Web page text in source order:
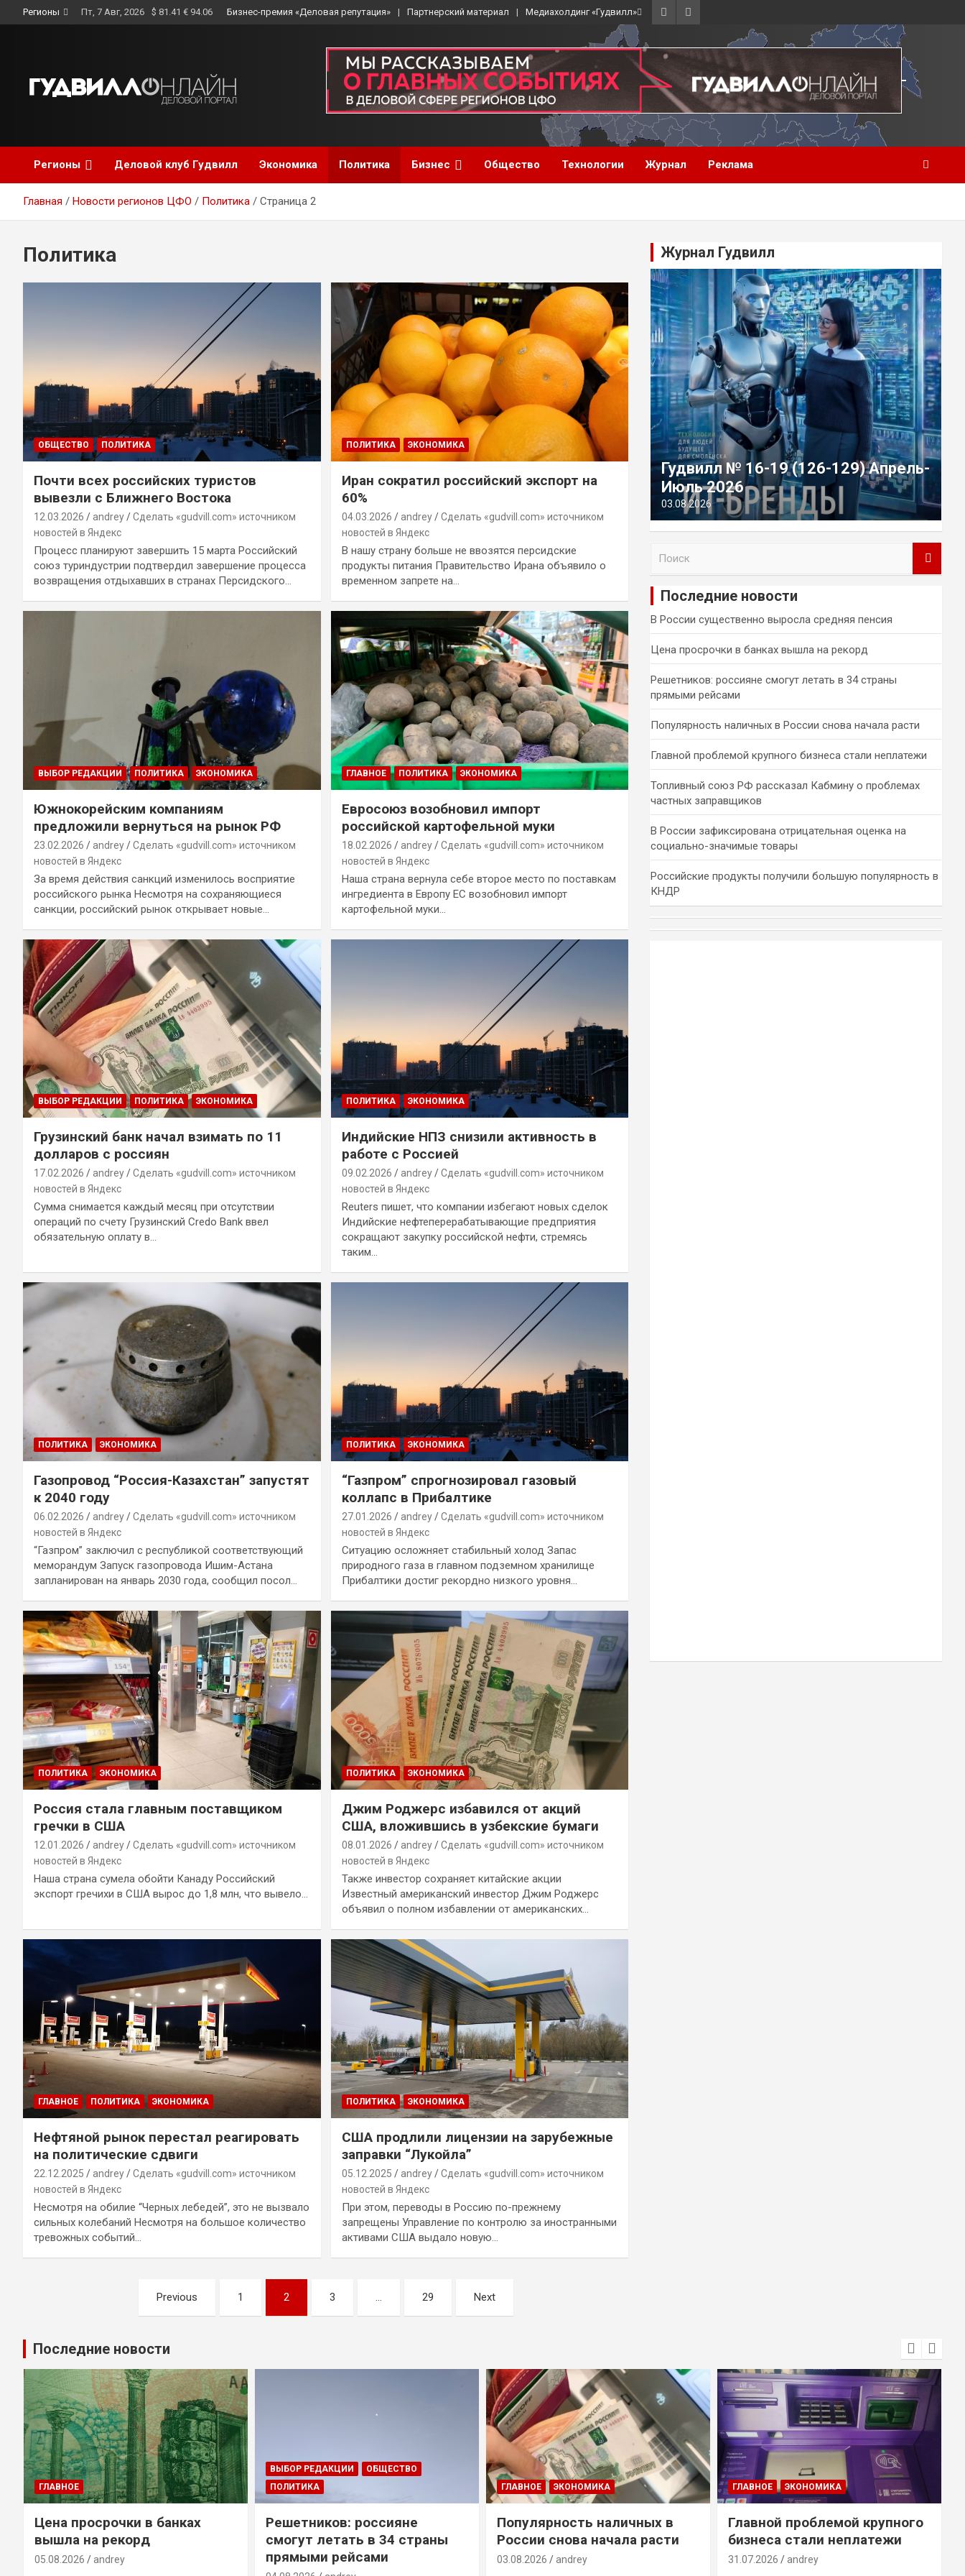
to
Регионы Пт, 7 Авг, 2026 $ 81.41 € 94.06 Бизнес-премия «Деловая репутация» Партнерский материал Медиахолдинг «Гудвилл»
Регионы Деловой клуб Гудвилл Экономика Политика Бизнес Общество Технологии Журнал Реклама
Главная Новости регионов ЦФО Политика Страница 2
Политика
ОБЩЕСТВО ПОЛИТИКА
Почти всех российских туристов
вывезли с Ближнего Востока
12.03.2026 andrey
Сделать «gudvill.com» источником
новостей в Яндекс
Процесс планируют завершить 15 марта Российский
союз туриндустрии подтвердил завершение процесса
возвращения отдыхавших в странах Персидского…
ПОЛИТИКА ЭКОНОМИКА
Иран сократил российский экспорт на
60%
04.03.2026 andrey
Сделать «gudvill.com» источником
новостей в Яндекс
В нашу страну больше не ввозятся персидские
продукты питания Правительство Ирана объявило о
временном запрете на…
ВЫБОР РЕДАКЦИИ ПОЛИТИКА ЭКОНОМИКА
Южнокорейским компаниям
предложили вернуться на рынок РФ
23.02.2026 andrey
Сделать «gudvill.com» источником
новостей в Яндекс
За время действия санкций изменилось восприятие
российского рынка Несмотря на сохраняющиеся
санкции, российский рынок открывает новые…
ГЛАВНОЕ ПОЛИТИКА ЭКОНОМИКА
Евросоюз возобновил импорт
российской картофельной муки
18.02.2026 andrey
Сделать «gudvill.com» источником
новостей в Яндекс
Наша страна вернула себе второе место по поставкам
ингредиента в Европу ЕС возобновил импорт
картофельной муки…
ВЫБОР РЕДАКЦИИ ПОЛИТИКА ЭКОНОМИКА
Грузинский банк начал взимать по 11
долларов с россиян
17.02.2026 andrey
Сделать «gudvill.com» источником
новостей в Яндекс
Сумма снимается каждый месяц при отсутствии
операций по счету Грузинский Credo Bank ввел
обязательную оплату в…
ПОЛИТИКА ЭКОНОМИКА
Индийские НПЗ снизили активность в
работе с Россией
09.02.2026 andrey
Сделать «gudvill.com» источником
новостей в Яндекс
Reuters пишет, что компании избегают новых сделок
Индийские нефтеперерабатывающие предприятия
сокращают закупку российской нефти, стремясь
таким…
ПОЛИТИКА ЭКОНОМИКА
Газопровод “Россия-Казахстан” запустят
к 2040 году
06.02.2026 andrey
Сделать «gudvill.com» источником
новостей в Яндекс
“Газпром” заключил с республикой соответствующий
меморандум Запуск газопровода Ишим-Астана
запланирован на январь 2030 года, сообщил посол…
ПОЛИТИКА ЭКОНОМИКА
“Газпром” спрогнозировал газовый
коллапс в Прибалтике
27.01.2026 andrey
Сделать «gudvill.com» источником
новостей в Яндекс
Ситуацию осложняет стабильный холод Запас
природного газа в главном подземном хранилище
Прибалтики достиг рекордно низкого уровня…
ПОЛИТИКА ЭКОНОМИКА
Россия стала главным поставщиком
гречки в США
12.01.2026 andrey
Сделать «gudvill.com» источником
новостей в Яндекс
Наша страна сумела обойти Канаду Российский
экспорт гречихи в США вырос до 1,8 млн, что вывело…
ПОЛИТИКА ЭКОНОМИКА
Джим Роджерс избавился от акций
США, вложившись в узбекские бумаги
08.01.2026 andrey
Сделать «gudvill.com» источником
новостей в Яндекс
Также инвестор сохраняет китайские акции
Известный американский инвестор Джим Роджерс
объявил о полном избавлении от американских…
ГЛАВНОЕ ПОЛИТИКА ЭКОНОМИКА
Нефтяной рынок перестал реагировать
на политические сдвиги
22.12.2025 andrey
Сделать «gudvill.com» источником
новостей в Яндекс
Несмотря на обилие “Черных лебедей”, это не вызвало
сильных колебаний Несмотря на большое количество
тревожных событий…
ПОЛИТИКА ЭКОНОМИКА
США продлили лицензии на зарубежные
заправки “Лукойла”
05.12.2025 andrey
Сделать «gudvill.com» источником
новостей в Яндекс
При этом, переводы в Россию по-прежнему
запрещены Управление по контролю за иностранными
активами США выдало новую…
записям
Previous 1 2 3 … 29 Next
Журнал Гудвилл
Гудвилл № 16-19 (126-129) Апрель-
Июль 2026
03.08.2026
и
Последние новости
В России существенно выросла средняя пенсия
Цена просрочки в банках вышла на рекорд
Решетников: россияне смогут летать в 34 страны
прямыми рейсами
Популярность наличных в России снова начала расти
Главной проблемой крупного бизнеса стали неплатежи
Топливный союз РФ рассказал Кабмину о проблемах
частных заправщиков
В России зафиксирована отрицательная оценка на
социально-значимые товары
Российские продукты получили большую популярность в
КНДР
Последние новости
ГЛАВНОЕ
Цена просрочки в банках
вышла на рекорд
05.08.2026 andrey
ВЫБОР РЕДАКЦИИ
ОБЩЕСТВО
ПОЛИТИКА
Решетников: россияне
смогут летать в 34 страны
прямыми рейсами
ГЛАВНОЕ ЭКОНОМИКА
Популярность наличных в
России снова начала расти
03.08.2026 andrey
ГЛАВНОЕ ЭКОНОМИКА
Главной проблемой крупного
бизнеса стали неплатежи
31.07.2026 andrey